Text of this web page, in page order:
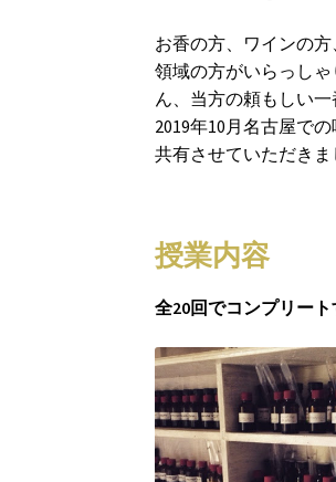
お香の方、ワインの
領域の方がいらっし
ん、当方の頼もしい
2019年10月名古屋で
共有させていただきま
授業内容
全20回でコンプリー